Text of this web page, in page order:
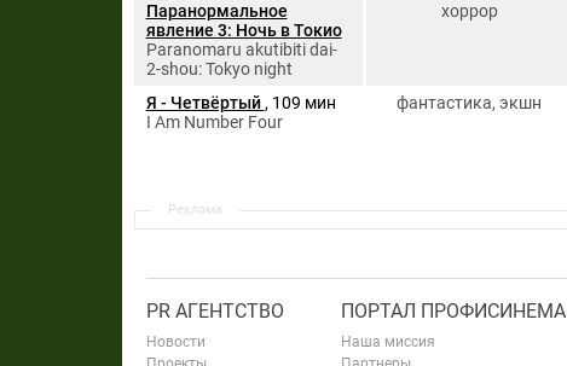
Паранормальное
явление 3: Ночь в Токио
Paranomaru akutibiti dai-
2-shou: Tokyo night
хоррор
Я - Четвёртый , 109 мин
I Am Number Four
фантастика, экшн
Реклама
PR АГЕНТСТВО
Новости
ПОРТАЛ ПРОФИСИНЕМА
Наша миссия